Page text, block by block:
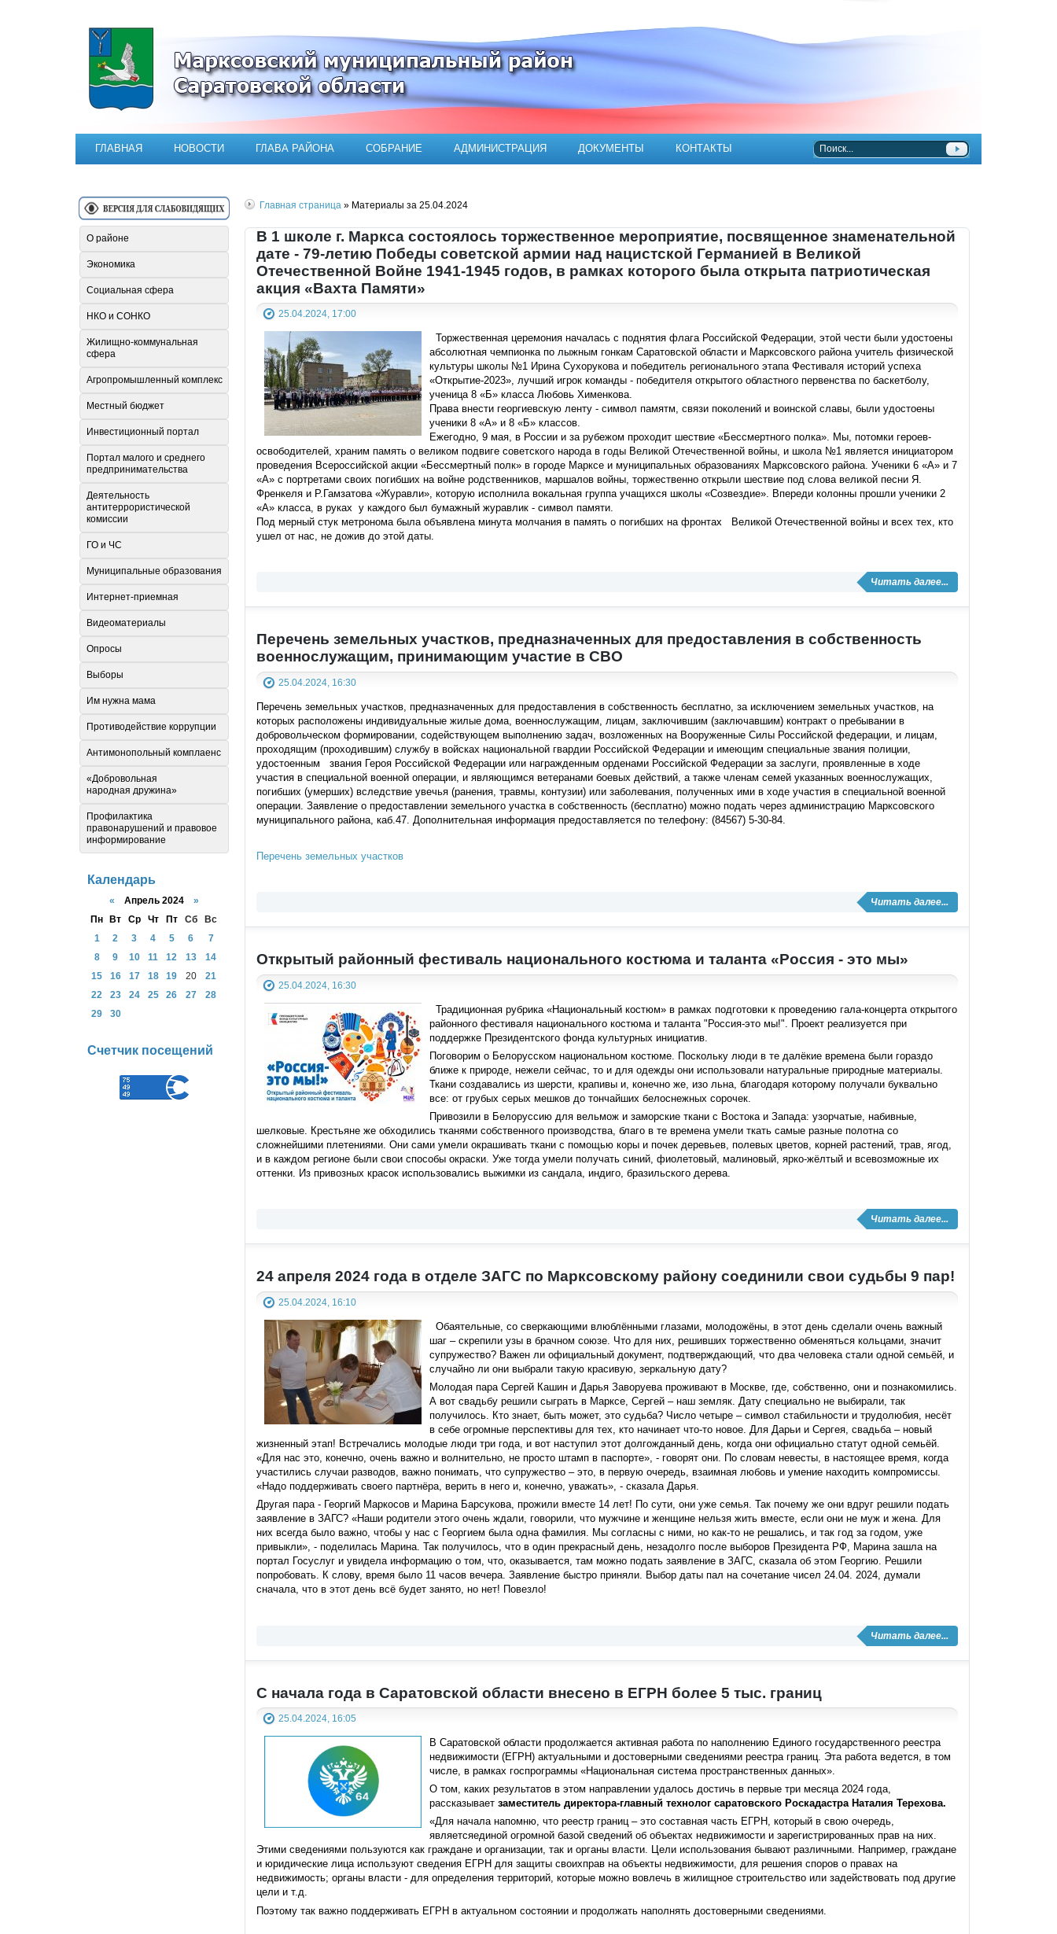
Официальный сайт Марксовского муниципального района
ГЛАВНАЯ НОВОСТИ ГЛАВА РАЙОНА СОБРАНИЕ АДМИНИСТРАЦИЯ ДОКУМЕНТЫ КОНТАКТЫ
Главная страница » Материалы за 25.04.2024
В 1 школе г. Маркса состоялось торжественное мероприятие, посвященное знаменательной
дате - 79-летию Победы советской армии над нацистской Германией в Великой
Отечественной Войне 1941-1945 годов, в рамках которого была открыта патриотическая
акция «Вахта Памяти»
25.04.2024, 17:00
Торжественная церемония началась с поднятия флага Российской Федерации, этой чести были удостоены
абсолютная чемпионка по лыжным гонкам Саратовской области и Марксовского района учитель физической
культуры школы №1 Ирина Сухорукова и победитель регионального этапа Фестиваля историй успеха
«Открытие-2023», лучший игрок команды - победителя открытого областного первенства по баскетболу,
ученица 8 «Б» класса Любовь Хименкова.
Права внести георгиевскую ленту - символ памятм, связи поколений и воинской славы, были удостоены
ученики 8 «А» и 8 «Б» классов.
Ежегодно, 9 мая, в России и за рубежом проходит шествие «Бессмертного полка». Мы, потомки героев-
освободителей, храним память о великом подвиге советского народа в годы Великой Отечественной войны, и школа №1 является инициатором
проведения Всероссийской акции «Бессмертный полк» в городе Марксе и муниципальных образованиях Марксовского района. Ученики 6 «А» и 7
«А» с портретами своих погибших на войне родственников, маршалов войны, торжественно открыли шествие под слова великой песни Я.
Френкеля и Р.Гамзатова «Журавли», которую исполнила вокальная группа учащихся школы «Созвездие». Впереди колонны прошли ученики 2
«А» класса, в руках у каждого был бумажный журавлик - символ памяти.
Под мерный стук метронома была объявлена минута молчания в память о погибших на фронтах Великой Отечественной войны и всех тех, кто
ушел от нас, не дожив до этой даты.
Читать далее...
Перечень земельных участков, предназначенных для предоставления в собственность
военнослужащим, принимающим участие в СВО
25.04.2024, 16:30
Перечень земельных участков, предназначенных для предоставления в собственность бесплатно, за исключением земельных участков, на
которых расположены индивидуальные жилые дома, военнослужащим, лицам, заключившим (заключавшим) контракт о пребывании в
добровольческом формировании, содействующем выполнению задач, возложенных на Вооруженные Силы Российской федерации, и лицам,
проходящим (проходившим) службу в войсках национальной гвардии Российской Федерации и имеющим специальные звания полиции,
удостоенным звания Героя Российской Федерации или награжденным орденами Российской Федерации за заслуги, проявленные в ходе
участия в специальной военной операции, и являющимся ветеранами боевых действий, а также членам семей указанных военнослужащих,
погибших (умерших) вследствие увечья (ранения, травмы, контузии) или заболевания, полученных ими в ходе участия в специальной военной
операции. Заявление о предоставлении земельного участка в собственность (бесплатно) можно подать через администрацию Марксовского
муниципального района, каб.47. Дополнительная информация предоставляется по телефону: (84567) 5-30-84.
Перечень земельных участков
Читать далее...
Открытый районный фестиваль национального костюма и таланта «Россия - это мы»
25.04.2024, 16:30
Традиционная рубрика «Национальный костюм» в рамках подготовки к проведению гала-концерта открытого
районного фестиваля национального костюма и таланта "Россия-это мы!". Проект реализуется при
поддержке Президентского фонда культурных инициатив.
Поговорим о Белорусском национальном костюме. Поскольку люди в те далёкие времена были гораздо
ближе к природе, нежели сейчас, то и для одежды они использовали натуральные природные материалы.
Ткани создавались из шерсти, крапивы и, конечно же, изо льна, благодаря которому получали буквально
все: от грубых серых мешков до тончайших белоснежных сорочек.
Привозили в Белоруссию для вельмож и заморские ткани с Востока и Запада: узорчатые, набивные,
шелковые. Крестьяне же обходились тканями собственного производства, благо в те времена умели ткать самые разные полотна со
сложнейшими плетениями. Они сами умели окрашивать ткани с помощью коры и почек деревьев, полевых цветов, корней растений, трав, ягод,
и в каждом регионе были свои способы окраски. Уже тогда умели получать синий, фиолетовый, малиновый, ярко-жёлтый и всевозможные их
оттенки. Из привозных красок использовались выжимки из сандала, индиго, бразильского дерева.
Читать далее...
24 апреля 2024 года в отделе ЗАГС по Марксовскому району соединили свои судьбы 9 пар!
25.04.2024, 16:10
Обаятельные, со сверкающими влюблёнными глазами, молодожёны, в этот день сделали очень важный
шаг – скрепили узы в брачном союзе. Что для них, решивших торжественно обменяться кольцами, значит
супружество? Важен ли официальный документ, подтверждающий, что два человека стали одной семьёй, и
случайно ли они выбрали такую красивую, зеркальную дату?
Молодая пара Сергей Кашин и Дарья Заворуева проживают в Москве, где, собственно, они и познакомились.
А вот свадьбу решили сыграть в Марксе, Сергей – наш земляк. Дату специально не выбирали, так
получилось. Кто знает, быть может, это судьба? Число четыре – символ стабильности и трудолюбия, несёт
в себе огромные перспективы для тех, кто начинает что-то новое. Для Дарьи и Сергея, свадьба – новый
жизненный этап! Встречались молодые люди три года, и вот наступил этот долгожданный день, когда они официально статут одной семьёй.
«Для нас это, конечно, очень важно и волнительно, не просто штамп в паспорте», - говорят они. По словам невесты, в настоящее время, когда
участились случаи разводов, важно понимать, что супружество – это, в первую очередь, взаимная любовь и умение находить компромиссы.
«Надо поддерживать своего партнёра, верить в него и, конечно, уважать», - сказала Дарья.
Другая пара - Георгий Маркосов и Марина Барсукова, прожили вместе 14 лет! По сути, они уже семья. Так почему же они вдруг решили подать
заявление в ЗАГС? «Наши родители этого очень ждали, говорили, что мужчине и женщине нельзя жить вместе, если они не муж и жена. Для
них всегда было важно, чтобы у нас с Георгием была одна фамилия. Мы согласны с ними, но как-то не решались, и так год за годом, уже
привыкли», - поделилась Марина. Так получилось, что в один прекрасный день, незадолго после выборов Президента РФ, Марина зашла на
портал Госуслуг и увидела информацию о том, что, оказывается, там можно подать заявление в ЗАГС, сказала об этом Георгию. Решили
попробовать. К слову, время было 11 часов вечера. Заявление быстро приняли. Выбор даты пал на сочетание чисел 24.04. 2024, думали
сначала, что в этот день всё будет занято, но нет! Повезло!
Читать далее...
С начала года в Саратовской области внесено в ЕГРН более 5 тыс. границ
25.04.2024, 16:05
В Саратовской области продолжается активная работа по наполнению Единого государственного реестра
недвижимости (ЕГРН) актуальными и достоверными сведениями реестра границ. Эта работа ведется, в том
числе, в рамках госпрограммы «Национальная система пространственных данных».
О том, каких результатов в этом направлении удалось достичь в первые три месяца 2024 года,
рассказывает заместитель директора-главный технолог саратовского Роскадастра Наталия Терехова.
«Для начала напомню, что реестр границ – это составная часть ЕГРН, который в свою очередь,
являетсяединой огромной базой сведений об объектах недвижимости и зарегистрированных прав на них.
Этими сведениями пользуются как граждане и организации, так и органы власти. Цели использования бывают различными. Например, граждане
и юридические лица используют сведения ЕГРН для защиты своихправ на объекты недвижимости, для решения споров о правах на
недвижимость; органы власти - для определения территорий, которые можно вовлечь в жилищное строительство или задействовать под другие
цели и т.д.
Поэтому так важно поддерживать ЕГРН в актуальном состоянии и продолжать наполнять достоверными сведениями.
О районе
Экономика
Социальная сфера
НКО и СОНКО
Жилищно-коммунальная
сфера
Агропромышленный комплекс
Местный бюджет
Инвестиционный портал
Портал малого и среднего
предпринимательства
Деятельность
антитеррористической
комиссии
ГО и ЧС
Муниципальные образования
Интернет-приемная
Видеоматериалы
Опросы
Выборы
Им нужна мама
Противодействие коррупции
Антимонопольный комплаенс
«Добровольная
народная дружина»
Профилактика
правонарушений и правовое
информирование
Календарь
« Апрель 2024 »
Пн
Вт Ср Чт Пт Сб
Вс
1
2 3 4 5 6
7
8
9 10 11 12 13
14
15
16 17 18 19 20
21
22
23 24 25 26 27
28
29
30
Счетчик посещений